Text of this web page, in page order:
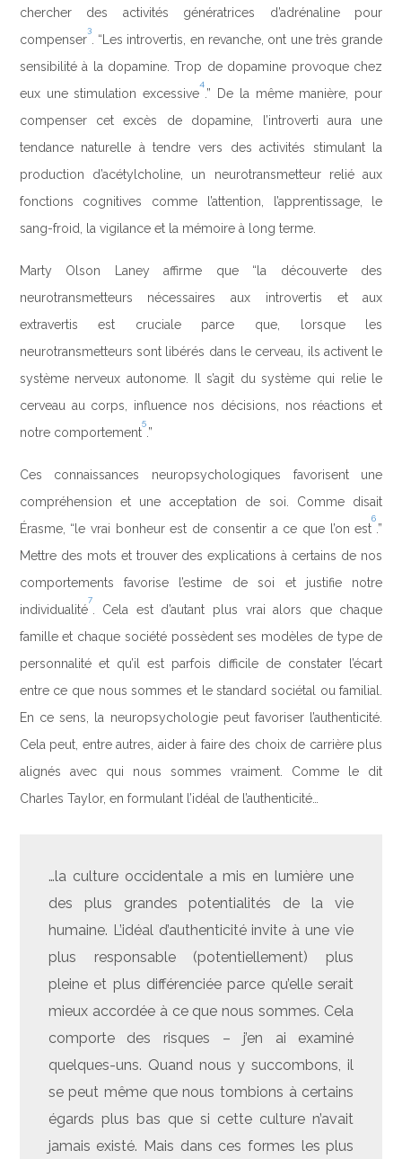
chercher des activités génératrices d’adrénaline pour
compenser
3
. “Les introvertis, en revanche, ont une très grande
sensibilité à la dopamine. Trop de dopamine provoque chez
eux une stimulation excessive
4
.” De la même manière, pour
compenser cet excès de dopamine, l’introverti aura une
tendance naturelle à tendre vers des activités stimulant la
production d’acétylcholine, un neurotransmetteur relié aux
fonctions cognitives comme l’attention, l’apprentissage, le
sang-froid, la vigilance et la mémoire à long terme.
Marty Olson Laney affirme que “la découverte des
neurotransmetteurs nécessaires aux introvertis et aux
extravertis est cruciale parce que, lorsque les
neurotransmetteurs sont libérés dans le cerveau, ils activent le
système nerveux autonome. Il s’agit du système qui relie le
cerveau au corps, influence nos décisions, nos réactions et
notre comportement
5
.”
Ces connaissances neuropsychologiques favorisent une
compréhension et une acceptation de soi. Comme disait
Érasme, “le vrai bonheur est de consentir a ce que l’on est
6
.”
Mettre des mots et trouver des explications à certains de nos
comportements favorise l’estime de soi et justifie notre
individualité
7
. Cela est d’autant plus vrai alors que chaque
famille et chaque société possèdent ses modèles de type de
personnalité et qu’il est parfois difficile de constater l’écart
entre ce que nous sommes et le standard sociétal ou familial.
En ce sens, la neuropsychologie peut favoriser l’authenticité.
Cela peut, entre autres, aider à faire des choix de carrière plus
alignés avec qui nous sommes vraiment. Comme le dit
Charles Taylor, en formulant l’idéal de l’authenticité…
…la culture occidentale a mis en lumière une
des plus grandes potentialités de la vie
humaine. L’idéal d’authenticité invite à une vie
plus responsable (potentiellement) plus
pleine et plus différenciée parce qu’elle serait
mieux accordée à ce que nous sommes. Cela
comporte des risques – j’en ai examiné
quelques-uns. Quand nous y succombons, il
se peut même que nous tombions à certains
égards plus bas que si cette culture n’avait
jamais existé. Mais dans ces formes les plus